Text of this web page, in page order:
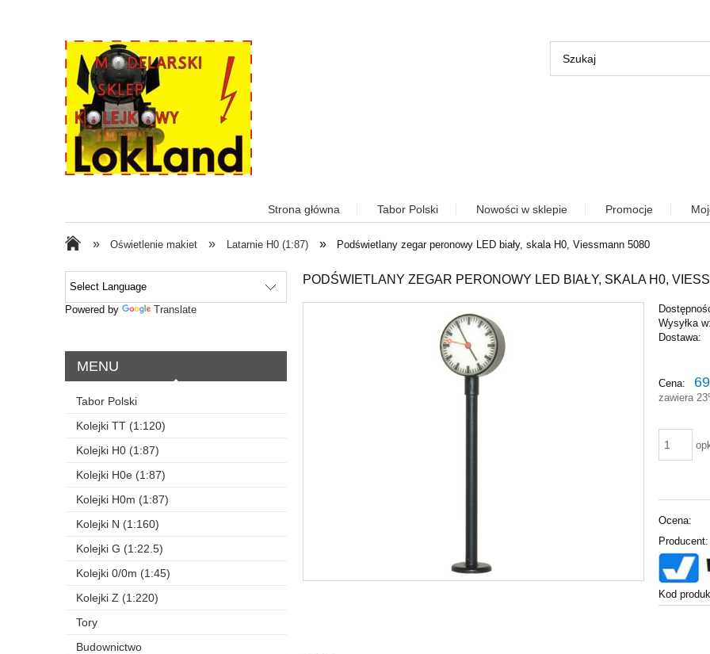
Strona główna Tabor Polski Nowości w sklepie Promocje
» Oświetlenie makiet » Latarnie H0 (1:87) » Podświetlany zegar peronowy LED biały, skala H0, Viessmann 5080
Powered by Translate
MENU
Tabor Polski
Kolejki TT (1:120)
Kolejki H0 (1:87)
Kolejki H0e (1:87)
Kolejki H0m (1:87)
Kolejki N (1:160)
Kolejki G (1:22.5)
Kolejki 0/0m (1:45)
Kolejki Z (1:220)
Tory
Budownictwo
PODŚWIETLANY ZEGAR PERONOWY LED BIAŁY, SKALA H0,
Wysyłka w:
Dostawa:
Cena:
zawiera
Ocena:
Producent:
Kod